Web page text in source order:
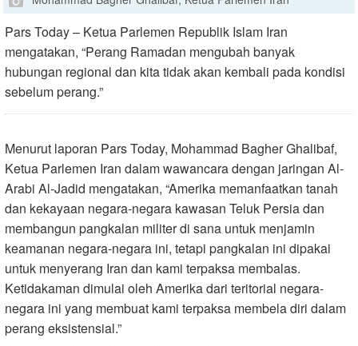
Pars Today – Ketua Parlemen Republik Islam Iran
mengatakan, “Perang Ramadan mengubah banyak
hubungan regional dan kita tidak akan kembali pada kondisi
sebelum perang.”
Menurut laporan Pars Today, Mohammad Bagher Ghalibaf,
Ketua Parlemen Iran dalam wawancara dengan jaringan Al-
Arabi Al-Jadid mengatakan, “Amerika memanfaatkan tanah
dan kekayaan negara-negara kawasan Teluk Persia dan
membangun pangkalan militer di sana untuk menjamin
keamanan negara-negara ini, tetapi pangkalan ini dipakai
untuk menyerang Iran dan kami terpaksa membalas.
Ketidakaman dimulai oleh Amerika dari teritorial negara-
negara ini yang membuat kami terpaksa membela diri dalam
perang eksistensial.”